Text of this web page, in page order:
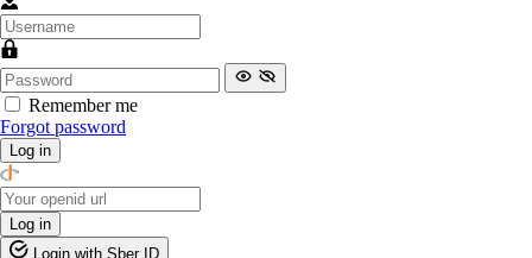
Remember me
Forgot password
Log in
Log in
Login with Sber ID